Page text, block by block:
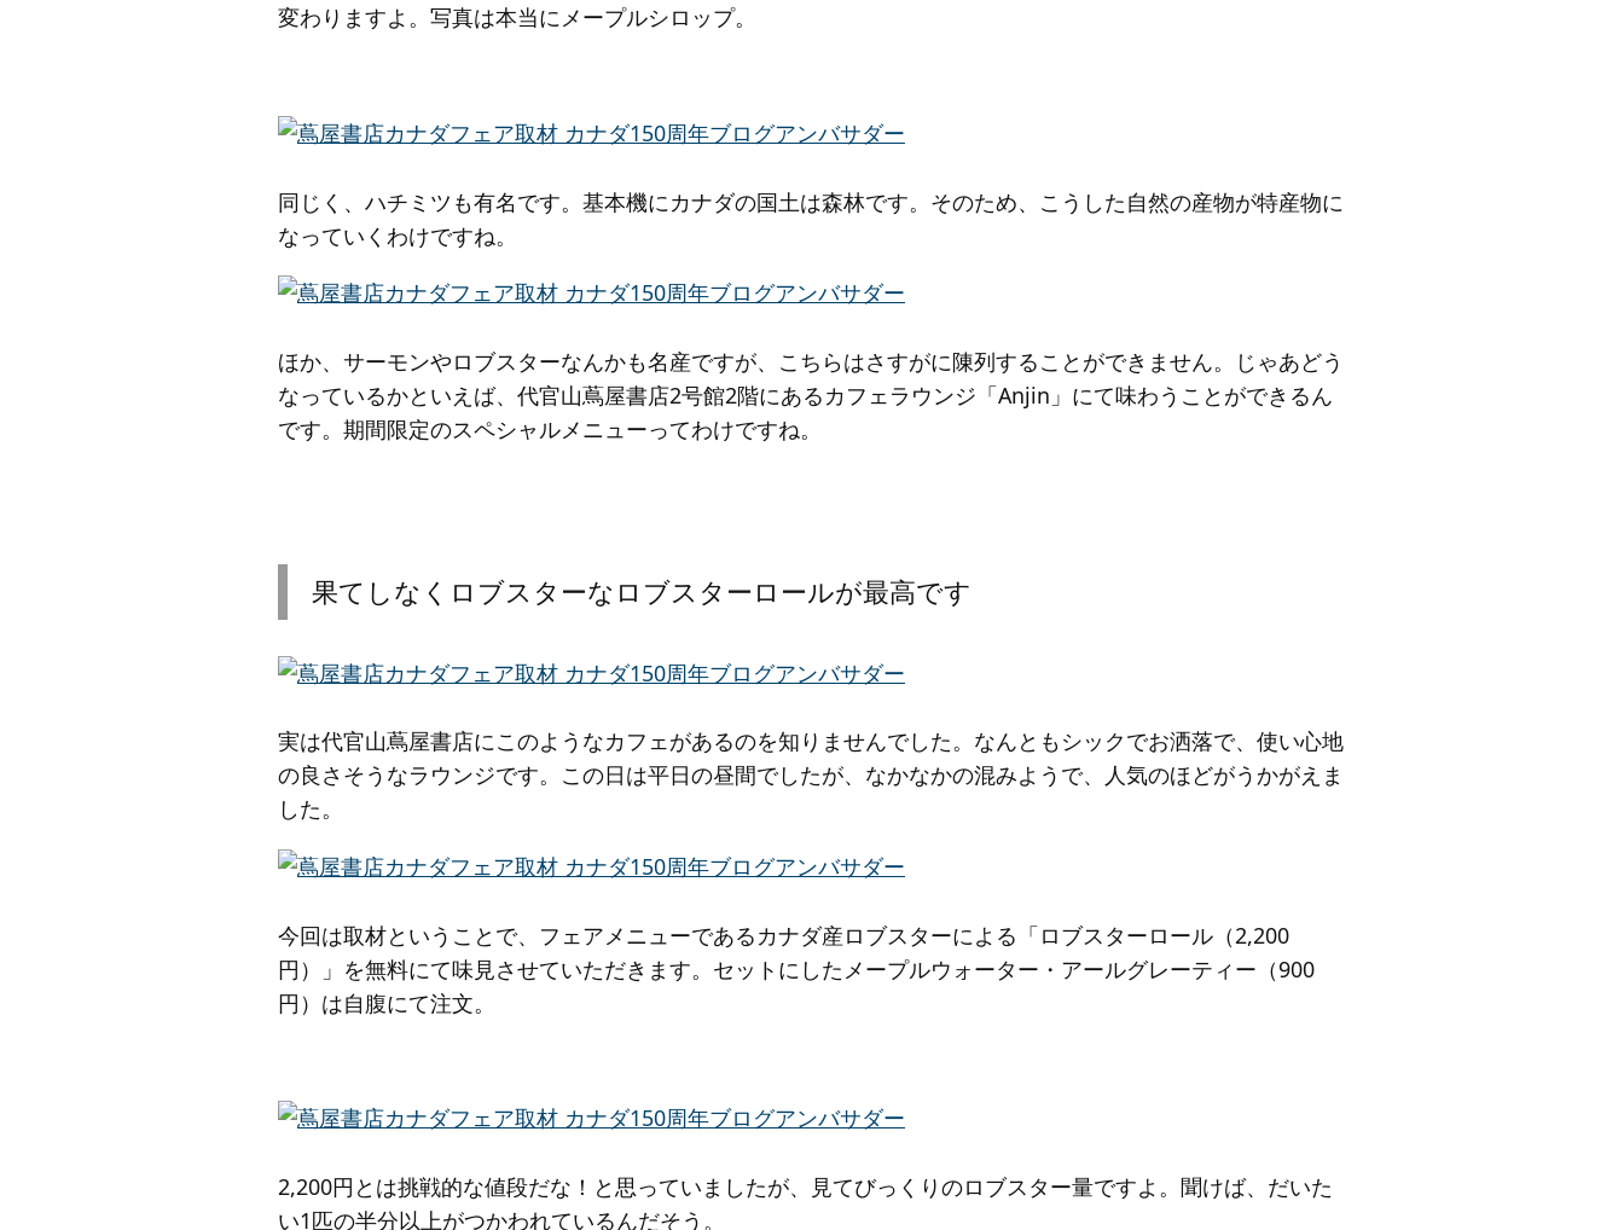
変わりますよ。写真は本当にメープルシロップ。
同じく、ハチミツも有名です。基本機にカナダの国土は森林です。そのため、こうした自然の産物が特産物に
なっていくわけですね。
ほか、サーモンやロブスターなんかも名産ですが、こちらはさすがに陳列することができません。じゃあどう
なっているかといえば、代官山蔦屋書店2号館2階にあるカフェラウンジ「Anjin」にて味わうことができるん
です。期間限定のスペシャルメニューってわけですね。
果てしなくロブスターなロブスターロールが最高です
実は代官山蔦屋書店にこのようなカフェがあるのを知りませんでした。なんともシックでお洒落で、使い心地
の良さそうなラウンジです。この日は平日の昼間でしたが、なかなかの混みようで、人気のほどがうかがえま
した。
今回は取材ということで、フェアメニューであるカナダ産ロブスターによる「ロブスターロール（2,200
円）」を無料にて味見させていただきます。セットにしたメープルウォーター・アールグレーティー（900
円）は自腹にて注文。
2,200円とは挑戦的な値段だな！と思っていましたが、見てびっくりのロブスター量ですよ。聞けば、だいた
い1匹の半分以上がつかわれているんだそう。